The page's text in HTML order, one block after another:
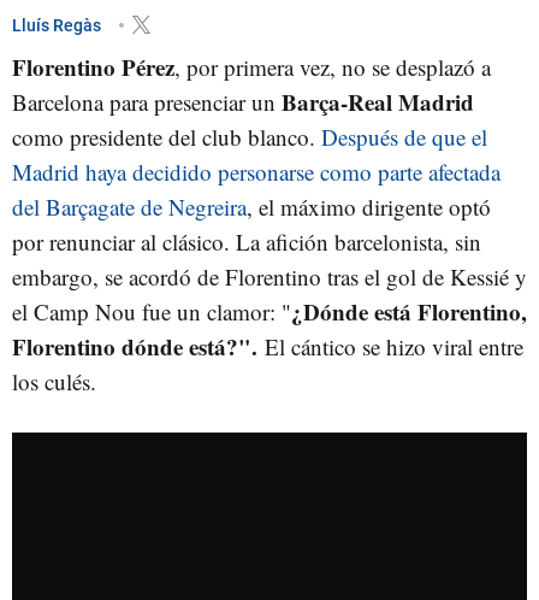
Lluís Regàs
Florentino Pérez, por primera vez, no se desplazó a
Barcelona para presenciar un Barça-Real Madrid
como presidente del club blanco. Después de que el
Madrid haya decidido personarse como parte afectada
del Barçagate de Negreira, el máximo dirigente optó
por renunciar al clásico. La afición barcelonista, sin
embargo, se acordó de Florentino tras el gol de Kessié y
el Camp Nou fue un clamor: "¿Dónde está Florentino,
Florentino dónde está?". El cántico se hizo viral entre
los culés.